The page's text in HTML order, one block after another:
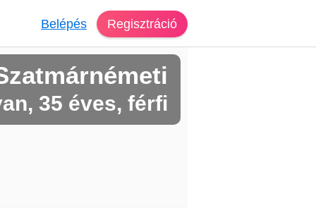
Belépés Regisztráció
35 éves, férfi